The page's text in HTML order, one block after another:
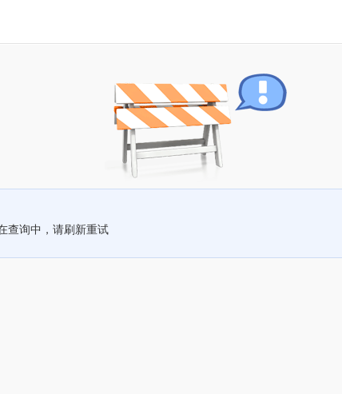
查询中，请刷新重试